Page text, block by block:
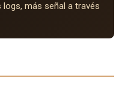
más señal a través